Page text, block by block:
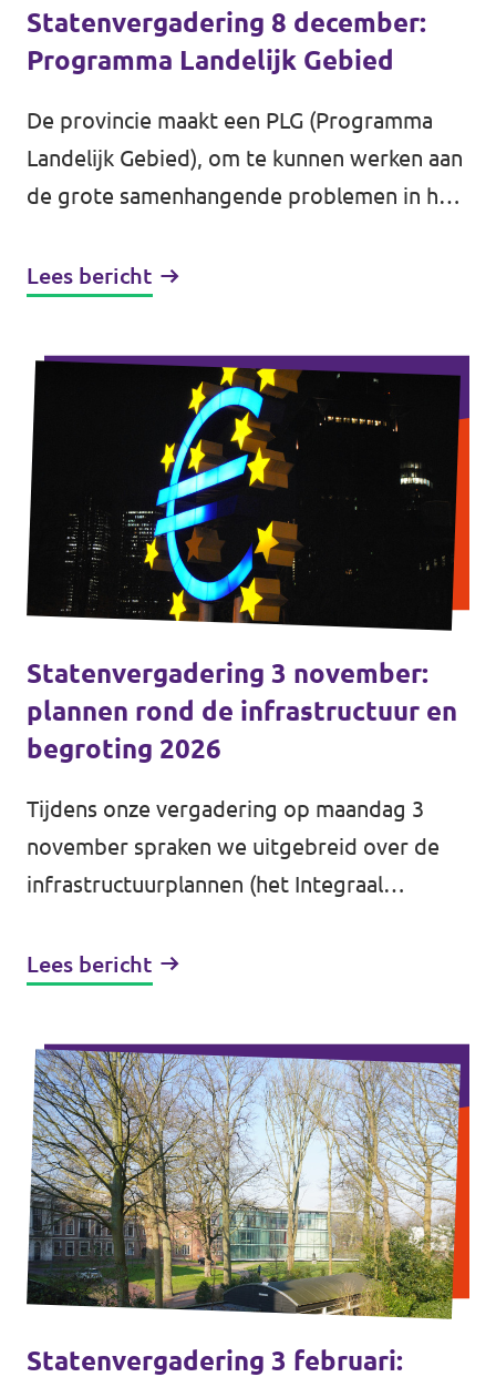
Statenvergadering 8 december:
Programma Landelijk Gebied
De provincie maakt een PLG (Programma
Landelijk Gebied), om te kunnen werken aan
de grote samenhangende problemen in het
veestapel verkleinen om de...
Lees bericht
Statenvergadering 3 november:
plannen rond de infrastructuur en
begroting 2026
Tijdens onze vergadering op maandag 3
november spraken we uitgebreid over de
infrastructuurplannen (het Integraal
iMPI) en de begroting van 2026. De...
Lees bericht
Statenvergadering 3 februari: